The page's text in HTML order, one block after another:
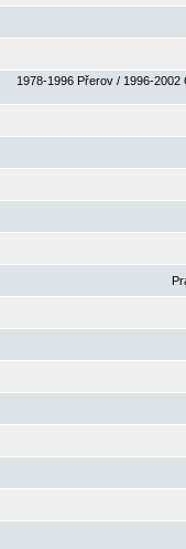
1978-1996 Přerov / 1996-2002